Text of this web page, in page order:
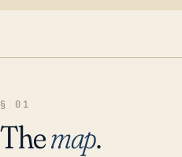
§ 01
Themap.